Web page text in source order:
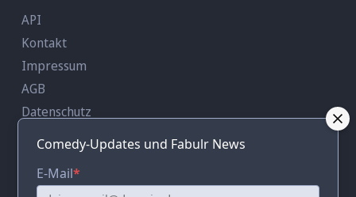
API
Kontakt
Impressum
AGB
Datenschutz
KONTAKT
Comedy-Updates und Fabulr News
E-Mail*